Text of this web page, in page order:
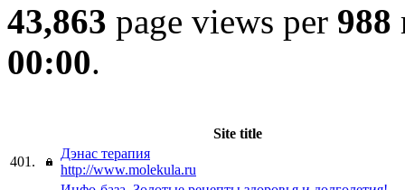
43,863 page views per 988
00:00.
Site title
401.
Дэнас терапия
http://www.molekula.ru